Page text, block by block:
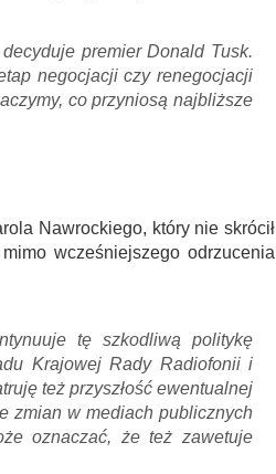
premier Donald Tusk.
negocjacji czy renegocjacji
co przyniosą najbliższe
Nawrockiego, który nie skrócił
wcześniejszego odrzucenia
tę szkodliwą politykę
Krajowej Rady Radiofonii i
też przyszłość ewentualnej
zmian w mediach publicznych
oznaczać, że też zawetuje